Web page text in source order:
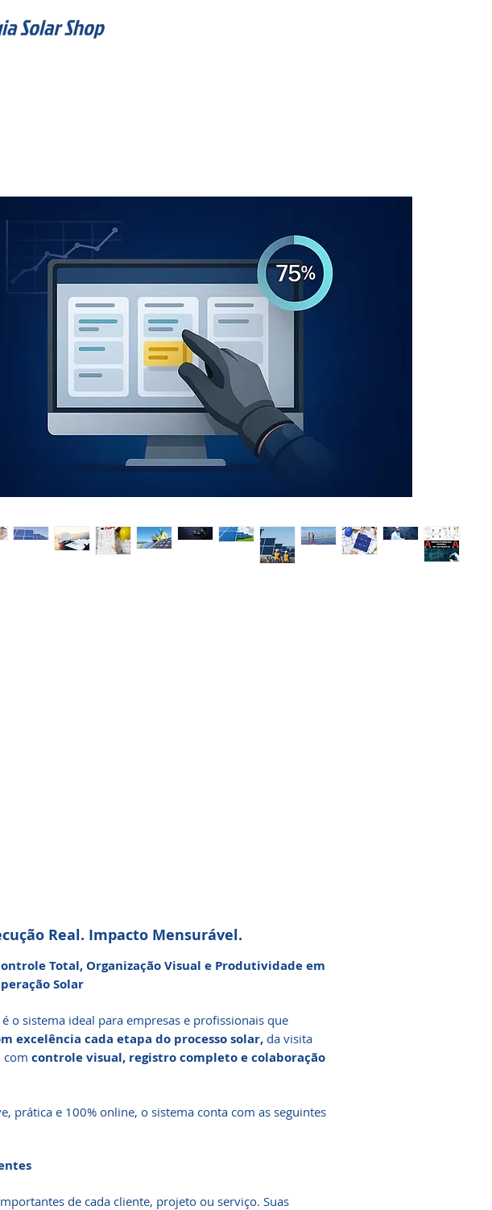
Real. Impacto Mensurável.
Total, Organização Visual e Produtividade em
Solar
é o sistema ideal para empresas e profissionais que
excelência cada etapa do processo solar, da visita
com controle visual, registro completo e colaboração
prática e 100% online, o sistema conta com as seguintes
de cada cliente, projeto ou serviço. Suas